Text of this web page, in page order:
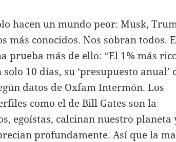
hacen un mundo peor: Musk,
más conocidos. Nos sobran todos.
prueba más de ello: “El 1% más
10 días, su ‘presupuesto anual’
datos de Oxfam Intermón. Los
como el de Bill Gates son la
egoístas, calcinan nuestro planeta
profundamente. Así que la